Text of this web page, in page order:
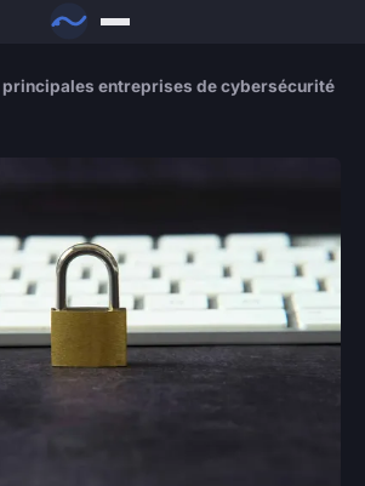
principales entreprises de cybersécurité